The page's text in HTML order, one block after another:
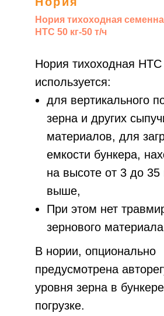
Нория тихоходная
НТС 50 кг-50 т/ч
Нория тихоходная НТС
используется:
для вертикального
зерна и других
материалов, для
емкости бункера,
на высоте от 3 до 35
выше,
При этом нет
зернового
В нории, опционально
предусмотрена
уровня зерна в
погрузке.